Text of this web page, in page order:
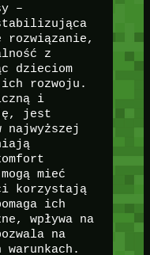
–
stabilizująca
rozwiązanie,
z
dzieciom
ich rozwoju.
i
jest
najwyższej
mieć
korzystają
ich
wpływa na
na
warunkach.